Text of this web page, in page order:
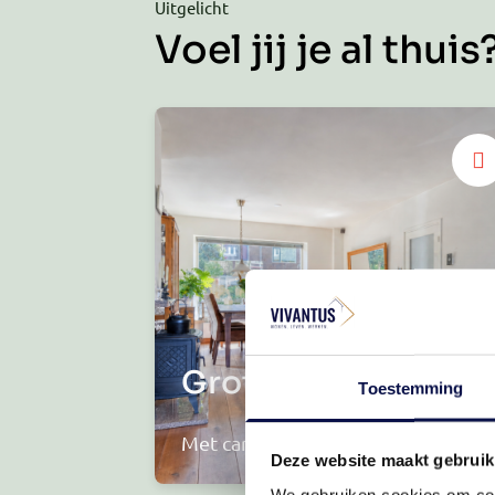
Toestemming
Deze website maakt
Uitgelicht
Voel jij je al
Grote raampartijen
Met carport